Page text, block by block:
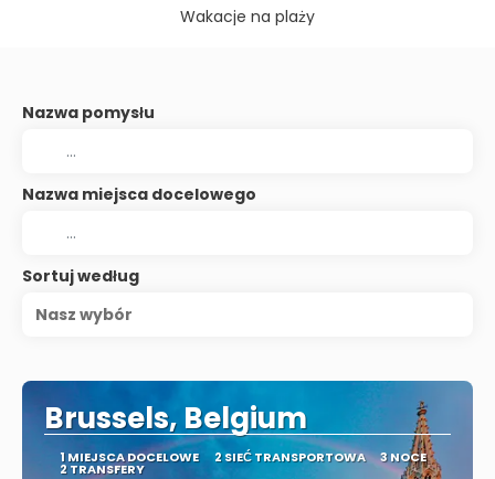
Wakacje na plaży
Nazwa pomysłu
Nazwa miejsca docelowego
Sortuj według
Nasz wybór
Brussels, Belgium
1 MIEJSCA DOCELOWE 2 SIEĆ TRANSPORTOWA 3 NOCE
2 TRANSFERY